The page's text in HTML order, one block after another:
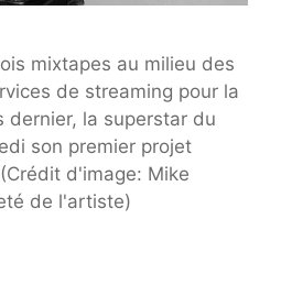
mixtapes au milieu des
de streaming pour la
dernier, la superstar du
son premier projet
d'image: Mike
de l'artiste)